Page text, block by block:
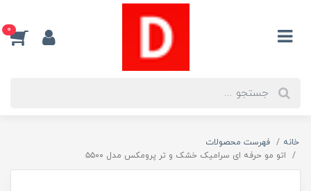
0
خانه
فهرست محصولات
اتو مو حرفه ای سرامیک خشک و تر پرومکس مدل ۵۵۰۰